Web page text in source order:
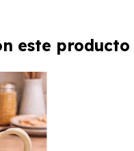
este producto